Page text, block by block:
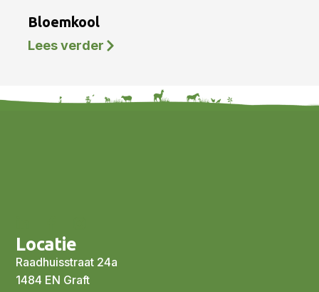
Bloemkool
Lees verder
Locatie
Raadhuisstraat 24a
1484 EN Graft